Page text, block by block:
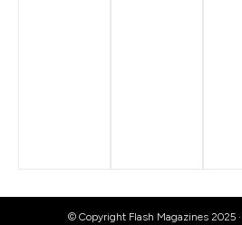
© Copyright Flash Magazines 2025